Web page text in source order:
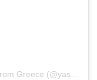
Uma publicação partilhada por Yassas from Greece (@yassasfromgreece)